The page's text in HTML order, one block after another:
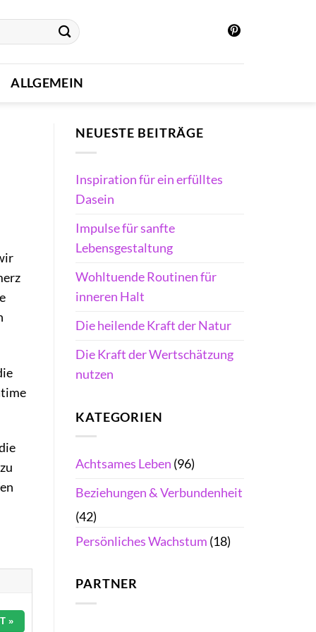
ALLGEMEIN
»
NEUESTE BEITRÄGE
Inspiration für ein erfülltes
Dasein
Impulse für sanfte
Lebensgestaltung
Wohltuende Routinen für
inneren Halt
Die heilende Kraft der Natur
Die Kraft der Wertschätzung
nutzen
KATEGORIEN
Achtsames Leben (96)
Beziehungen & Verbundenheit
(42)
Persönliches Wachstum (18)
PARTNER